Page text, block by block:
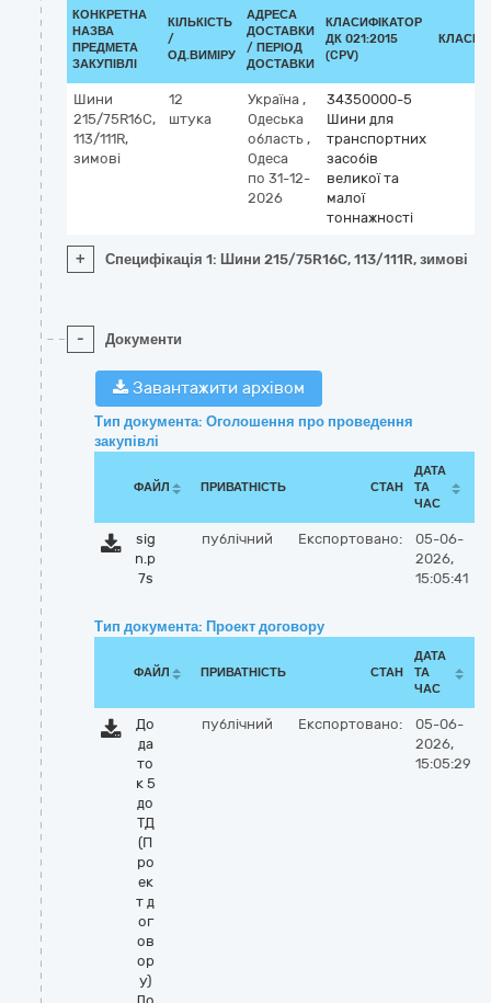
КОНКРЕТНА
НАЗВА
ПРЕДМЕТА
ЗАКУПІВЛІ
КІЛЬКІСТЬ
/
ОД.ВИМІРУ
АДРЕСА
ДОСТАВКИ
/ ПЕРІОД
ДОСТАВКИ
КЛАСИФІКАТОР
ДК 021:2015
(CPV)
Шини
215/75R16C,
113/111R,
зимові
12
штука
Україна ,
Одеська
область ,
Одеса
по 31-12-
2026
34350000-5
Шини для
транспортних
засобів
великої та
малої
тоннажності
+ Специфікація 1: Шини 215/75R16C, 113/111R, зимові
- Документи
Завантажити архівом
Тип документа: Оголошення про проведення
закупівлі
ФАЙЛ ПРИВАТНІСТЬ СТАН
ДАТА
ТА
ЧАС
sig
n.p
7s
публічний Експортовано:
05-06-
2026,
15:05:41
Тип документа: Проект договору
ФАЙЛ ПРИВАТНІСТЬ СТАН
ДАТА
ТА
ЧАС
До
да
то
к 5
до
ТД
(П
ро
ек
т д
ог
ов
ор
у)
публічний Експортовано:
05-06-
2026,
15:05:29